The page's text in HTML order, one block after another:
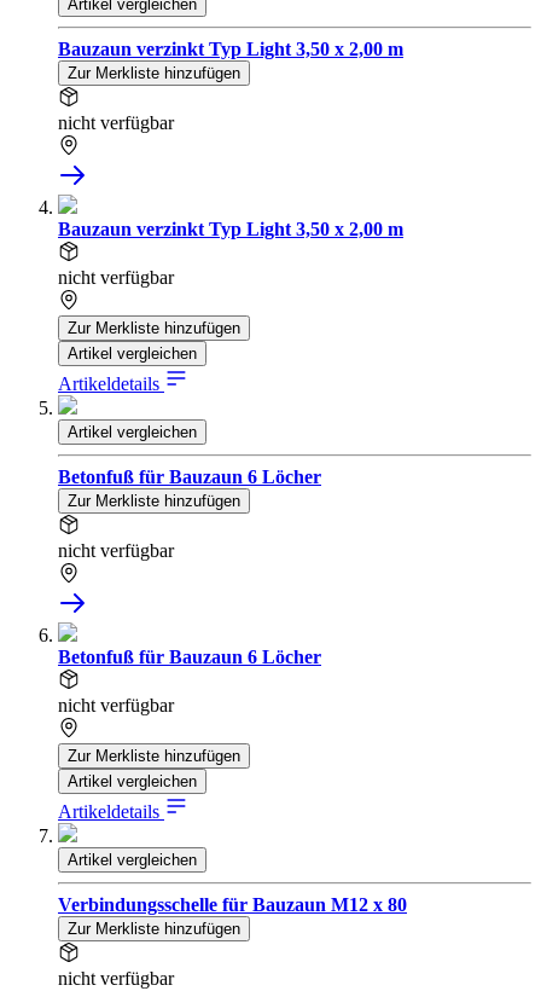
Artikel vergleichen
Bauzaun verzinkt Typ Light 3,50 x 2,00 m
Zur Merkliste hinzufügen
nicht verfügbar
Bauzaun verzinkt Typ Light 3,50 x 2,00 m
nicht verfügbar
Zur Merkliste hinzufügen
Artikel vergleichen
Artikeldetails
Artikel vergleichen
Betonfuß für Bauzaun 6 Löcher
Zur Merkliste hinzufügen
nicht verfügbar
Betonfuß für Bauzaun 6 Löcher
nicht verfügbar
Zur Merkliste hinzufügen
Artikel vergleichen
Artikeldetails
Artikel vergleichen
Verbindungsschelle für Bauzaun M12 x 80
Zur Merkliste hinzufügen
nicht verfügbar